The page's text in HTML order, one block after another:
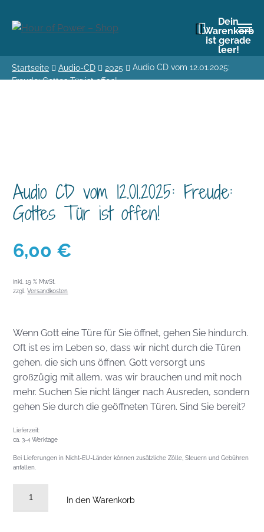
Dein
Warenkorb
ist gerade
leer!
Startseite Audio-CD 2025
Audio CD vom 12.01.2025:
Freude: Gottes Tür ist offen!
Audio CD vom 12.01.2025: Freude:
Gottes Tür ist offen!
6,00 €
inkl. 19 % MwSt.
zzgl.Versandkosten
Wenn Gott eine Türe für Sie öffnet, gehen Sie hindurch.
Oft ist es im Leben so, dass wir nicht durch die Türen
gehen, die sich uns öffnen. Gott versorgt uns
großzügig mit allem, was wir brauchen und mit noch
mehr. Suchen Sie nicht länger nach Ausreden, sondern
gehen Sie durch die geöffneten Türen. Sind Sie bereit?
Lieferzeit:
ca. 3-4 Werktage
Bei Lieferungen in Nicht-EU-Länder können zusätzliche Zölle, Steuern und Gebühren
anfallen.
In den Warenkorb